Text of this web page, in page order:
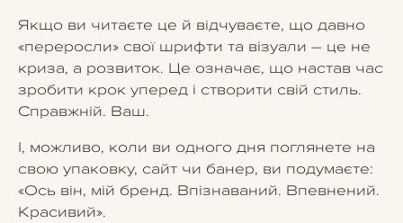
Якщо ви читаєте це й відчуваєте, що давно
«переросли» свої шрифти та візуали – це не
криза, а розвиток. Це означає, що настав час
зробити крок уперед і створити свій стиль.
Справжній. Ваш.
І, можливо, коли ви одного дня поглянете на
свою упаковку, сайт чи банер, ви подумаєте:
«Ось він, мій бренд. Впізнаваний. Впевнений.
Красивий».